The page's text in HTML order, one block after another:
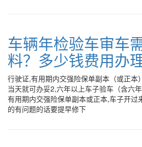
车辆年检验车审车
料？多少钱费用办
行驶证,有用期内交强险保单副本（或正本
当天就可办妥2,六年以上车子验车（含六
有用期内交强险保单副本或正本,车子开过
的有问题的话要提早修下